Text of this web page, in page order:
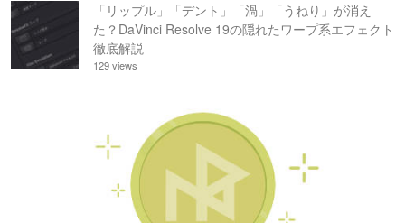
「リップル」「デント」「渦」「うねり」が消え
た？DaVinci Resolve 19の隠れたワープ系エフェクト
徹底解説
129 views